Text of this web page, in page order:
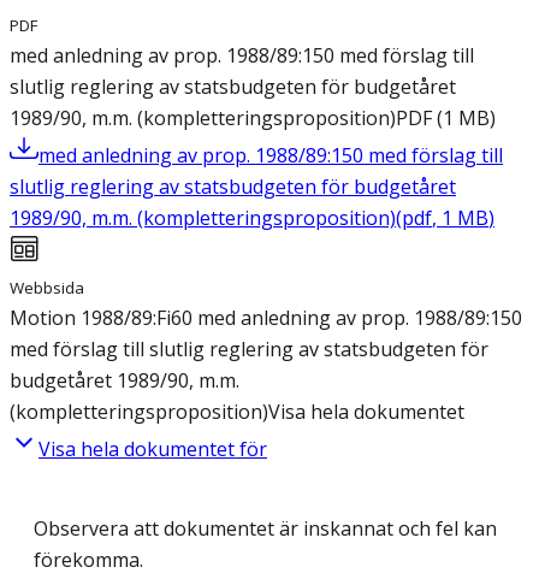
PDF
med anledning av prop. 1988/89:150 med förslag till
slutlig reglering av statsbudgeten för budgetåret
1989/90, m.m. (kompletteringsproposition)PDF(1 MB)
med anledning av prop. 1988/89:150 med förslag till
slutlig reglering av statsbudgeten för budgetåret
1989/90, m.m. (kompletteringsproposition)(pdf, 1 MB)
Webbsida
Motion 1988/89:Fi60 med anledning av prop. 1988/89:150
med förslag till slutlig reglering av statsbudgeten för
budgetåret 1989/90, m.m.
(kompletteringsproposition)Visa hela dokumentet
Visa hela dokumentet för
Observera att dokumentet är inskannat och fel kan
förekomma.